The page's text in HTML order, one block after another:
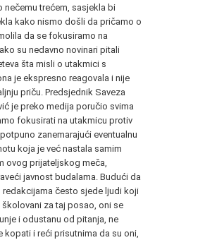
nečemu trećem, sasjekla bi
kako nismo došli da pričamo o
da se fokusiramo na
su nedavno novinari pitali
šta misli o utakmici s
je ekspresno reagovala i nije
priču. Predsjednik Saveza
je preko medija poručio svima
fokusirati na utakmicu protiv
zanemarajući eventualnu
koja je već nastala samim
ovog prijateljskog meča,
javnost budalama. Budući da
često sjede ljudi koji
za taj posao, oni se
i odustanu od pitanja, ne
kopati i reći prisutnima da su oni,